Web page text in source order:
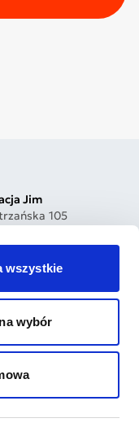
wszystkie
wybór
Jim
105
1999 7750 0000
bieżąco
Tamago Software